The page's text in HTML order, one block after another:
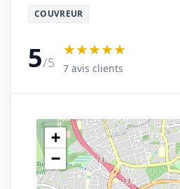
COUVREUR
5/5
★★★★★
7 avis clients
+
−